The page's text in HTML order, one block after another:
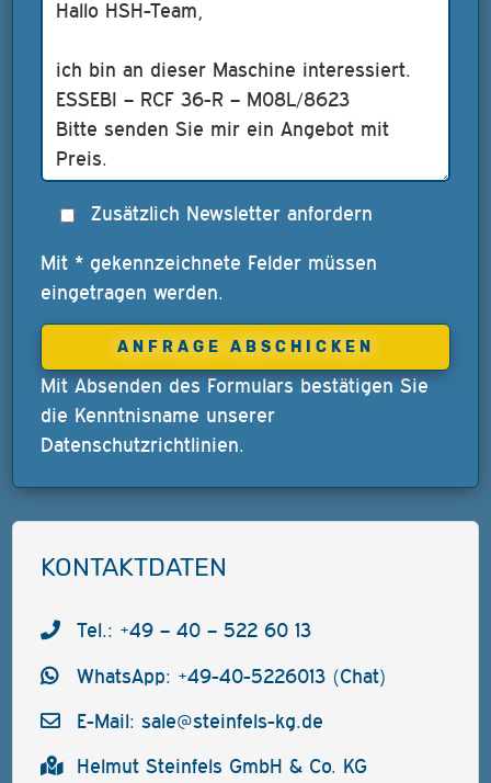
Zusätzlich Newsletter anfordern
Mit * gekennzeichnete Felder müssen
eingetragen werden.
Mit Absenden des Formulars bestätigen Sie
die Kenntnisname unserer
Datenschutzrichtlinien.
KONTAKTDATEN
Tel.: +49 – 40 – 522 60 13
WhatsApp: +49-40-5226013 (Chat)
E-Mail: sale@steinfels-kg.de
Helmut Steinfels GmbH & Co. KG